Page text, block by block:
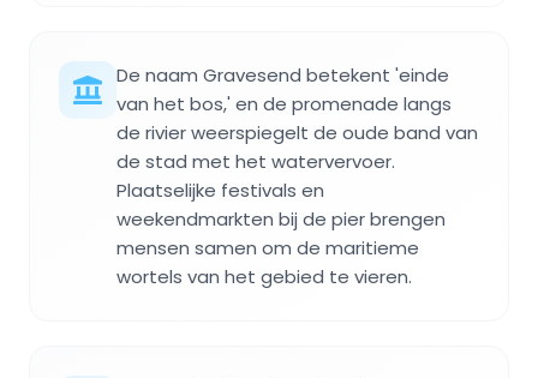
De naam Gravesend betekent 'einde
van het bos,' en de promenade langs
de rivier weerspiegelt de oude band van
de stad met het watervervoer.
Plaatselijke festivals en
weekendmarkten bij de pier brengen
mensen samen om de maritieme
wortels van het gebied te vieren.